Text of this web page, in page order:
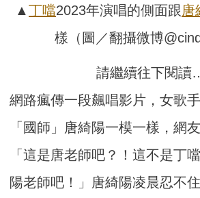
▲ 丁噹2023年演唱的側面跟唐
樣（圖／翻攝微博
請繼續往下閱讀
網路瘋傳一段飆唱影片，女歌
「國師」唐綺陽一模一樣，網
「這是唐老師吧？！這不是丁
陽老師吧！」唐綺陽凌晨忍不